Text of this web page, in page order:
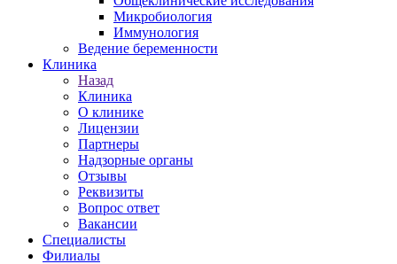
Микробиология
Иммунология
Ведение беременности
Клиника
Назад
Клиника
О клинике
Лицензии
Партнеры
Надзорные органы
Отзывы
Реквизиты
Вопрос ответ
Вакансии
Специалисты
Филиалы